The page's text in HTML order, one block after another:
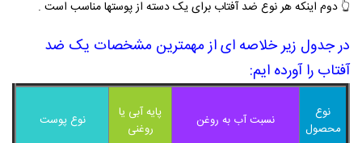
👆 دوم اینکه هر نوع ضد آفتاب برای یک دسته از پوستها مناسب است .
در جدول زیر خلاصه ای از مهمترین مشخصات یک ضد
آفتاب را آورده ایم:
نوع
محصول
نسبت آب به روغن
پایه آبی یا
روغنی
نوع پوست